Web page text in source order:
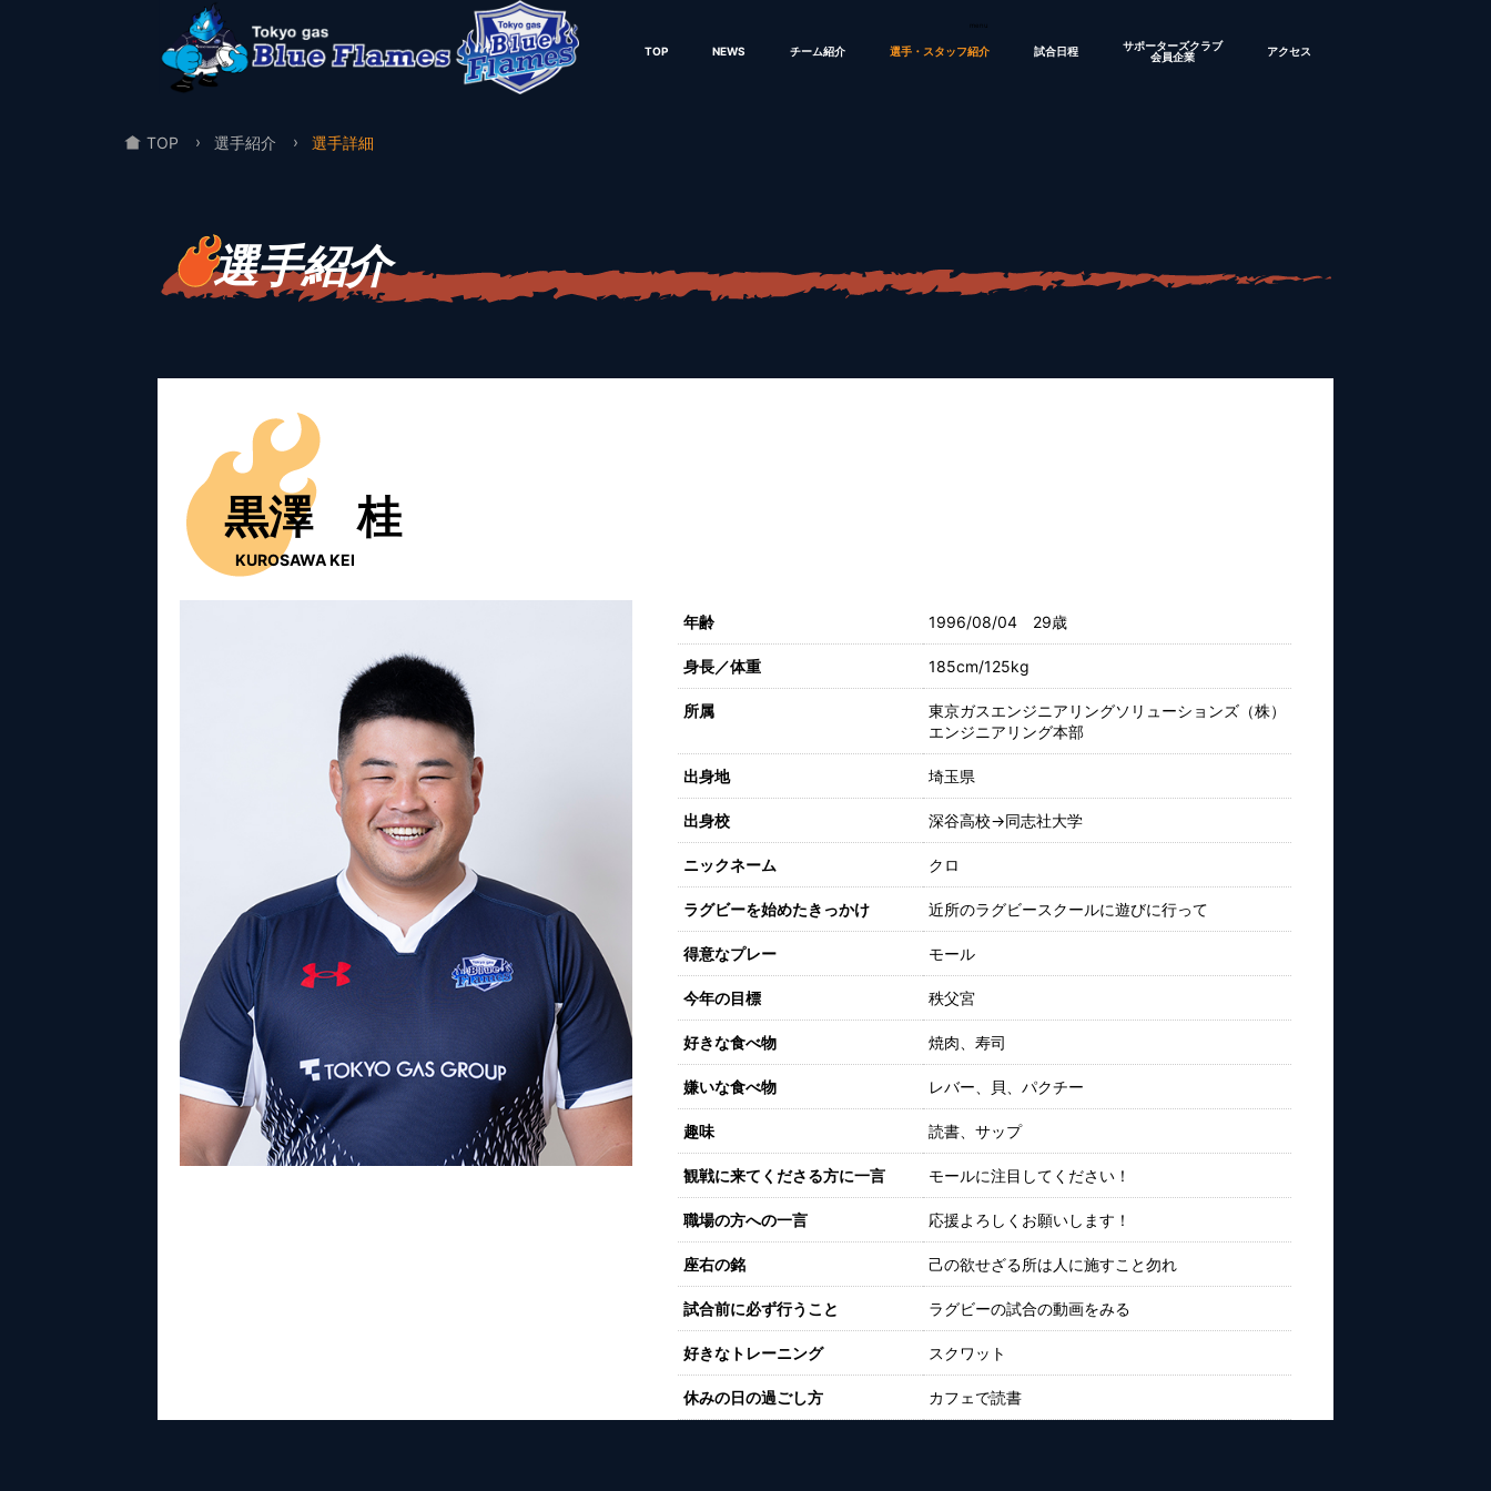
menu
TOP NEWS チーム紹介 選手・スタッフ紹介 試合日程
サポーターズクラブ
会員企業
アクセス
TOP 選手紹介 選手詳細
選手紹介
黒澤 桂
KUROSAWA KEI
年齢 1996/08/04 29歳
身長／体重 185cm/125kg
所属
東京ガスエンジニアリングソリューションズ（株）
エンジニアリング本部
出身地 埼玉県
出身校 深谷高校→同志社大学
ニックネーム クロ
ラグビーを始めたきっかけ 近所のラグビースクールに遊びに行って
得意なプレー モール
今年の目標 秩父宮
好きな食べ物 焼肉、寿司
嫌いな食べ物 レバー、貝、パクチー
趣味 読書、サップ
観戦に来てくださる方に一言 モールに注目してください！
職場の方への一言 応援よろしくお願いします！
座右の銘 己の欲せざる所は人に施すこと勿れ
試合前に必ず行うこと ラグビーの試合の動画をみる
好きなトレーニング スクワット
休みの日の過ごし方 カフェで読書